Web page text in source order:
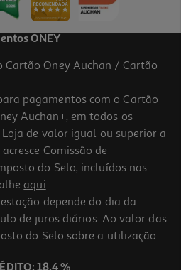
Ed
ONEY
Cartão Oney Auchan / Cartão
pagamentos com o Cartão
Auchan+, em todos os
de valor igual ou superior a
Comissão de
do Selo, incluídos nas
aqui.
depende do dia da
de juros diários. Ao valor das
do Selo sobre a utilização
18,4 %